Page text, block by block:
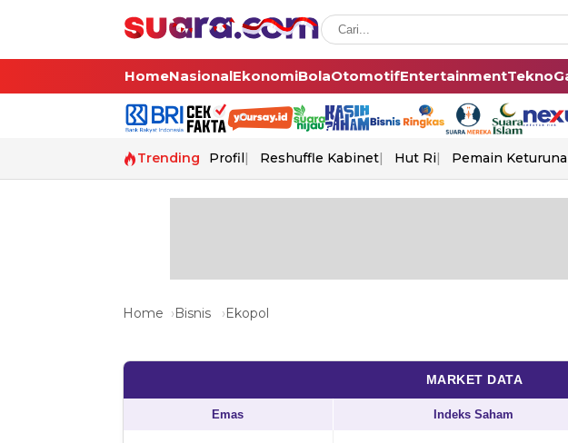
HomeNasionalEkonomiBolaOtomotifEntertainmentTekno
Trending Profil Reshuffle Kabinet Hut Ri Pemain
Home Bisnis Ekopol
MARKET DATA
Emas Indeks Saham